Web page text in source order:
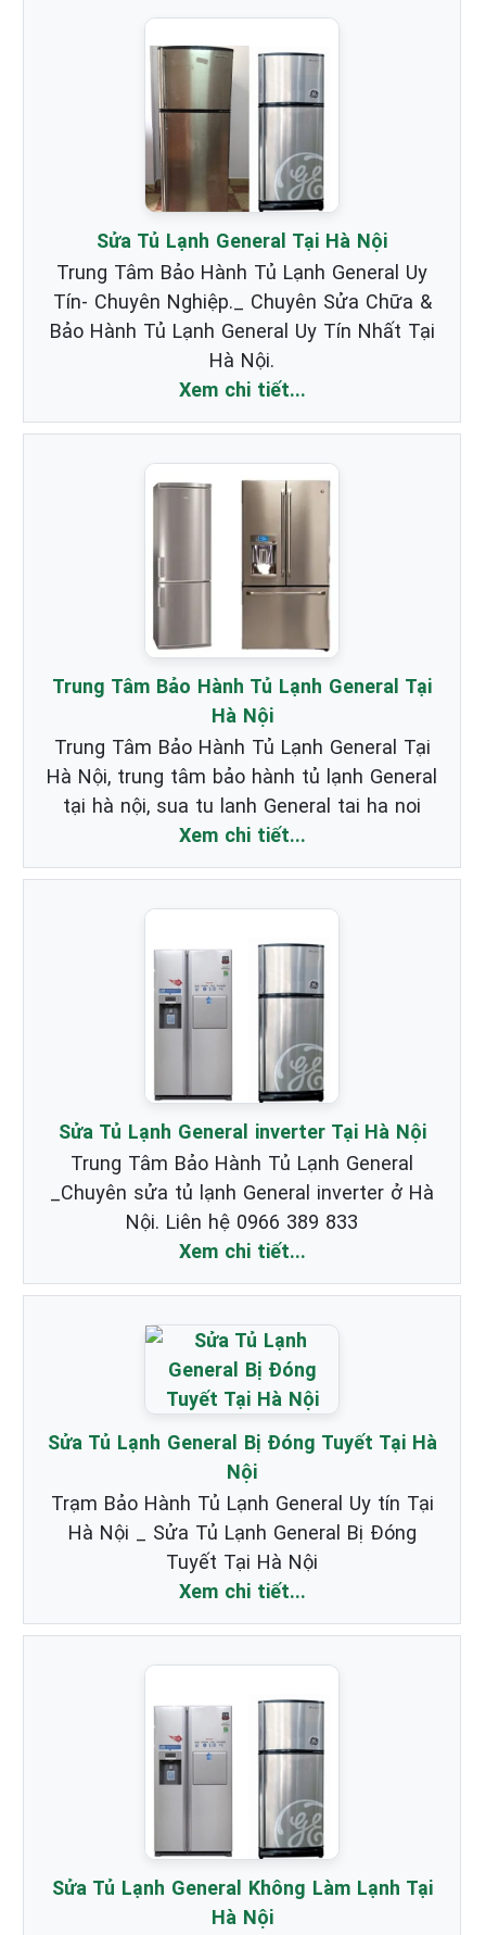
Nội _ Chuyên nhận Bảo Hành & Sửa Chữa
Tủ Lạnh Hãng General chất lượng nhất.
Xem chi tiết...
Sửa Tủ Lạnh General Tại Hà Nội
Trung Tâm Bảo Hành Tủ Lạnh General Uy
Tín- Chuyên Nghiệp._ Chuyên Sửa Chữa &
Bảo Hành Tủ Lạnh General Uy Tín Nhất Tại
Hà Nội.
Xem chi tiết...
Trung Tâm Bảo Hành Tủ Lạnh General Tại
Hà Nội
Trung Tâm Bảo Hành Tủ Lạnh General Tại
Hà Nội, trung tâm bảo hành tủ lạnh General
tại hà nội, sua tu lanh General tai ha noi
Xem chi tiết...
Sửa Tủ Lạnh General inverter Tại Hà Nội
Trung Tâm Bảo Hành Tủ Lạnh General
_Chuyên sửa tủ lạnh General inverter ở Hà
Nội. Liên hệ 0966 389 833
Xem chi tiết...
Sửa Tủ Lạnh General Bị Đóng Tuyết Tại Hà
Nội
Trạm Bảo Hành Tủ Lạnh General Uy tín Tại
Hà Nội _ Sửa Tủ Lạnh General Bị Đóng
Tuyết Tại Hà Nội
Xem chi tiết...
Sửa Tủ Lạnh General Không Làm Lạnh Tại
Hà Nội